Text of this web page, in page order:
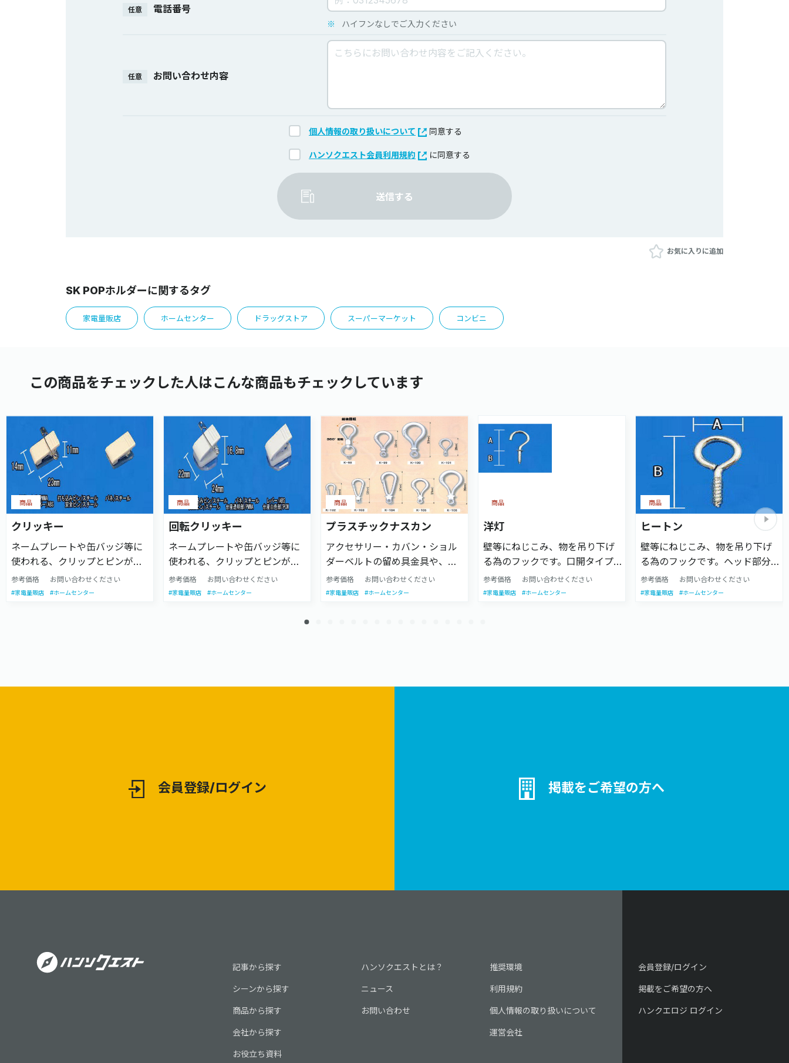
任意 電話番号
※ ハイフンなしでご入力ください
任意 お問い合わせ内容
個人情報の取り扱いについて 同意する
ハンソクエスト会員利用規約 に同意する
送信する
お気に入りに追加
SK POPホルダーに関するタグ
家電量販店 ホームセンター ドラッグストア スーパーマーケット コンビニ
この商品をチェックした人はこんな商品もチェックしています
クリッキー
ネームプレートや缶バッジ等に
使われる、クリップとピンが付
いた商品です。両面テープ付き
の有無が選べます。様々な素
参考価格 お問い合わせください
商品
#家電量販店 #ホームセンター
回転クリッキー
ネームプレートや缶バッジ等に
使われる、クリップとピンが付
いた商品です。台座が回転しま
す（30°刻み／360°回転）。
参考価格 お問い合わせください
商品
#家電量販店 #ホームセンター
プラスチックナスカン
アクセサリー・カバン・ショル
ダーベルトの留め具金具や、キ
ーホルダー・ ネックストラップ
に使用出来る、プラスチックタ
参考価格 お問い合わせください
商品
#家電量販店 #ホームセンター
洋灯
壁等にねじこみ、物を吊り下げ
る為のフックです。口開タイプ
のヒートンに比べ、フック部分
の隙間が大きいのが特徴です。
参考価格 お問い合わせください
商品
#家電量販店 #ホームセンター
ヒートン
壁等にねじこみ、物を吊り下げ
る為のフックです。ヘッド部分
が環になっており、ヘッドの下
はネジが切られています。様々
参考価格 お問い合わせください
商品
#家電量販店 #ホームセンター
会員登録/ログイン 掲載をご希望の方へ
記事から探す
シーンから探す
商品から探す
会社から探す
お役立ち資料
ハンソクエストとは？
ニュース
お問い合わせ
推奨環境
利用規約
個人情報の取り扱いについて
運営会社
会員登録/ログイン
掲載をご希望の方へ
ハンクエロジ ログイン